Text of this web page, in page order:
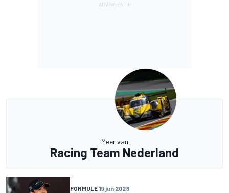
Meer van
Racing Team Nederland
FORMULE 19 jun 2023